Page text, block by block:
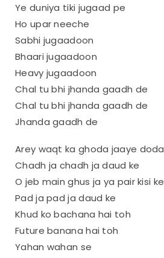
Ye duniya tiki jugaad pe
Ho upar neeche
Sabhi jugaadoon
Bhaari jugaadoon
Heavy jugaadoon
Chal tu bhi jhanda gaadh de
Chal tu bhi jhanda gaadh de
Jhanda gaadh de
Arey waqt ka ghoda jaaye doda
Chadh ja chadh ja daud ke
O jeb main ghus ja ya pair kisi ke
Pad ja pad ja daud ke
Khud ko bachana hai toh
Future banana hai toh
Yahan wahan se